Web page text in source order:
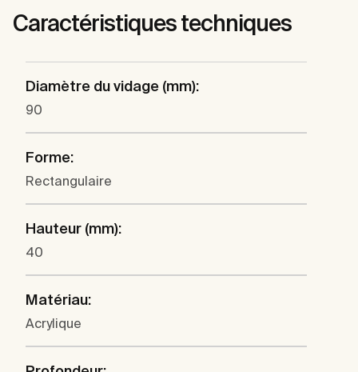
Caractéristiques techniques
Diamètre du vidage (mm):
90
Forme:
Rectangulaire
Hauteur (mm):
40
Matériau:
Acrylique